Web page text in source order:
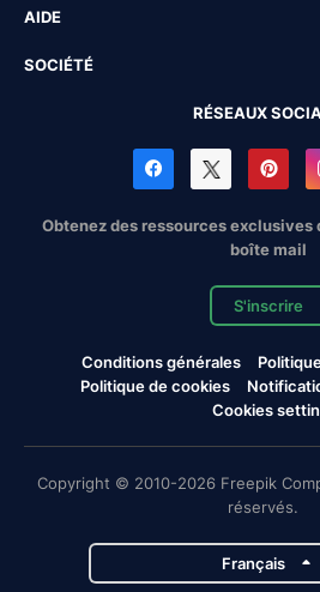
AIDE
SOCIÉTÉ
RÉSEAUX
Obtenez des ressources
boîte mail
S'inscrire
Conditions générales
Politique de cookies
Cookies
Copyright © 2010-2026 Freepik
réservés.
Français